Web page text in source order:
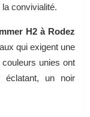
convivialité.
H2 à Rodez
qui exigent une
unies ont
éclatant, un noir